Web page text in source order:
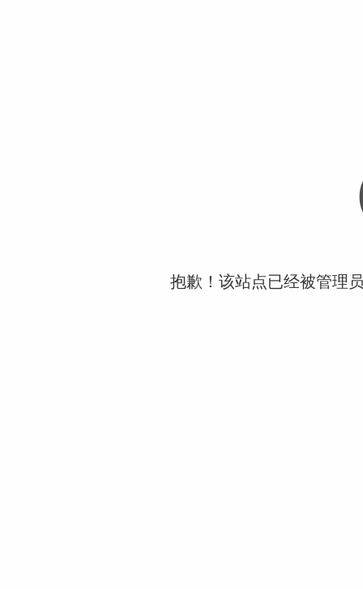
抱歉！该站点已经被管理